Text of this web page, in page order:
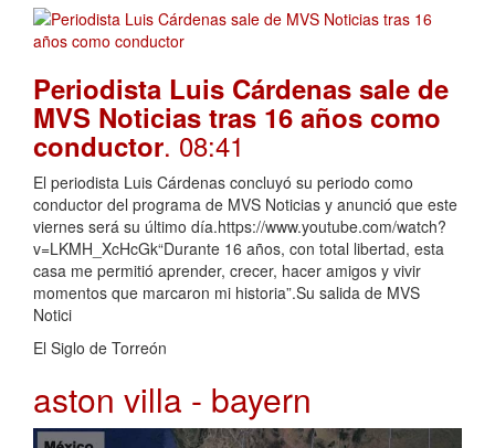
Periodista Luis Cárdenas sale de
MVS Noticias tras 16 años como
conductor. 08:41
El periodista Luis Cárdenas concluyó su periodo como
conductor del programa de MVS Noticias y anunció que este
viernes será su último día.https://www.youtube.com/watch?
v=LKMH_XcHcGk“Durante 16 años, con total libertad, esta
casa me permitió aprender, crecer, hacer amigos y vivir
momentos que marcaron mi historia”.Su salida de MVS
Notici
El Siglo de Torreón
aston villa - bayern